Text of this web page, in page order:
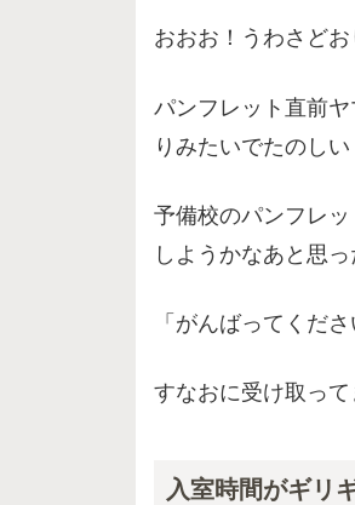
おおお！うわさど
パンフレット直前
りみたいでたのしい
予備校のパンフレ
しようかなあと思っ
「がんばってくだ
すなおに受け取って
入室時間がギリ